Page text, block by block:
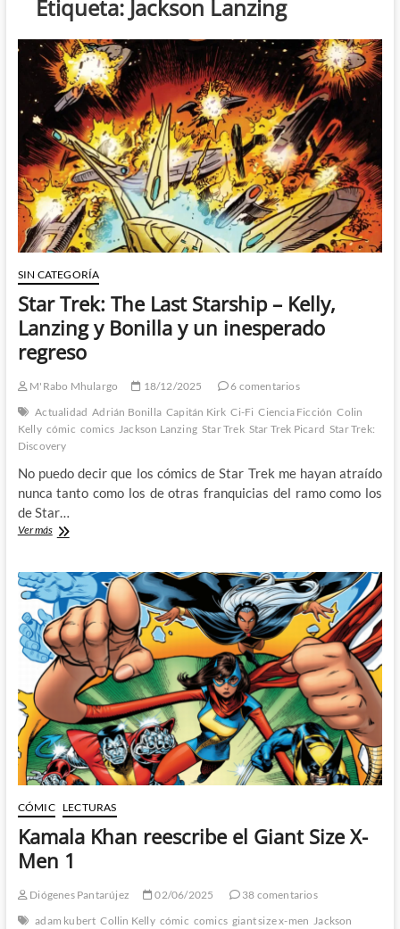
Etiqueta: Jackson Lanzing
SIN CATEGORÍA
Star Trek: The Last Starship – Kelly,
Lanzing y Bonilla y un inesperado
regreso
M'Rabo Mhulargo 18/12/2025
6 comentarios
Actualidad Adrián Bonilla Capitán Kirk Ci-Fi Ciencia Ficción Colin
Kelly cómic comics Jackson Lanzing Star Trek Star Trek Picard Star Trek:
Discovery
No puedo decir que los cómics de Star Trek me hayan atraído
nunca tanto como los de otras franquicias del ramo como los
de Star…
Ver másStar
Last
Starship
–
Kelly,
Lanzing
y
Bonilla
y
inesperado
regreso
CÓMIC LECTURAS
Kamala Khan reescribe el Giant Size X-
Men 1
Diógenes Pantarújez 02/06/2025
38 comentarios
adam kubert Collin Kelly cómic comics giant size x-men Jackson